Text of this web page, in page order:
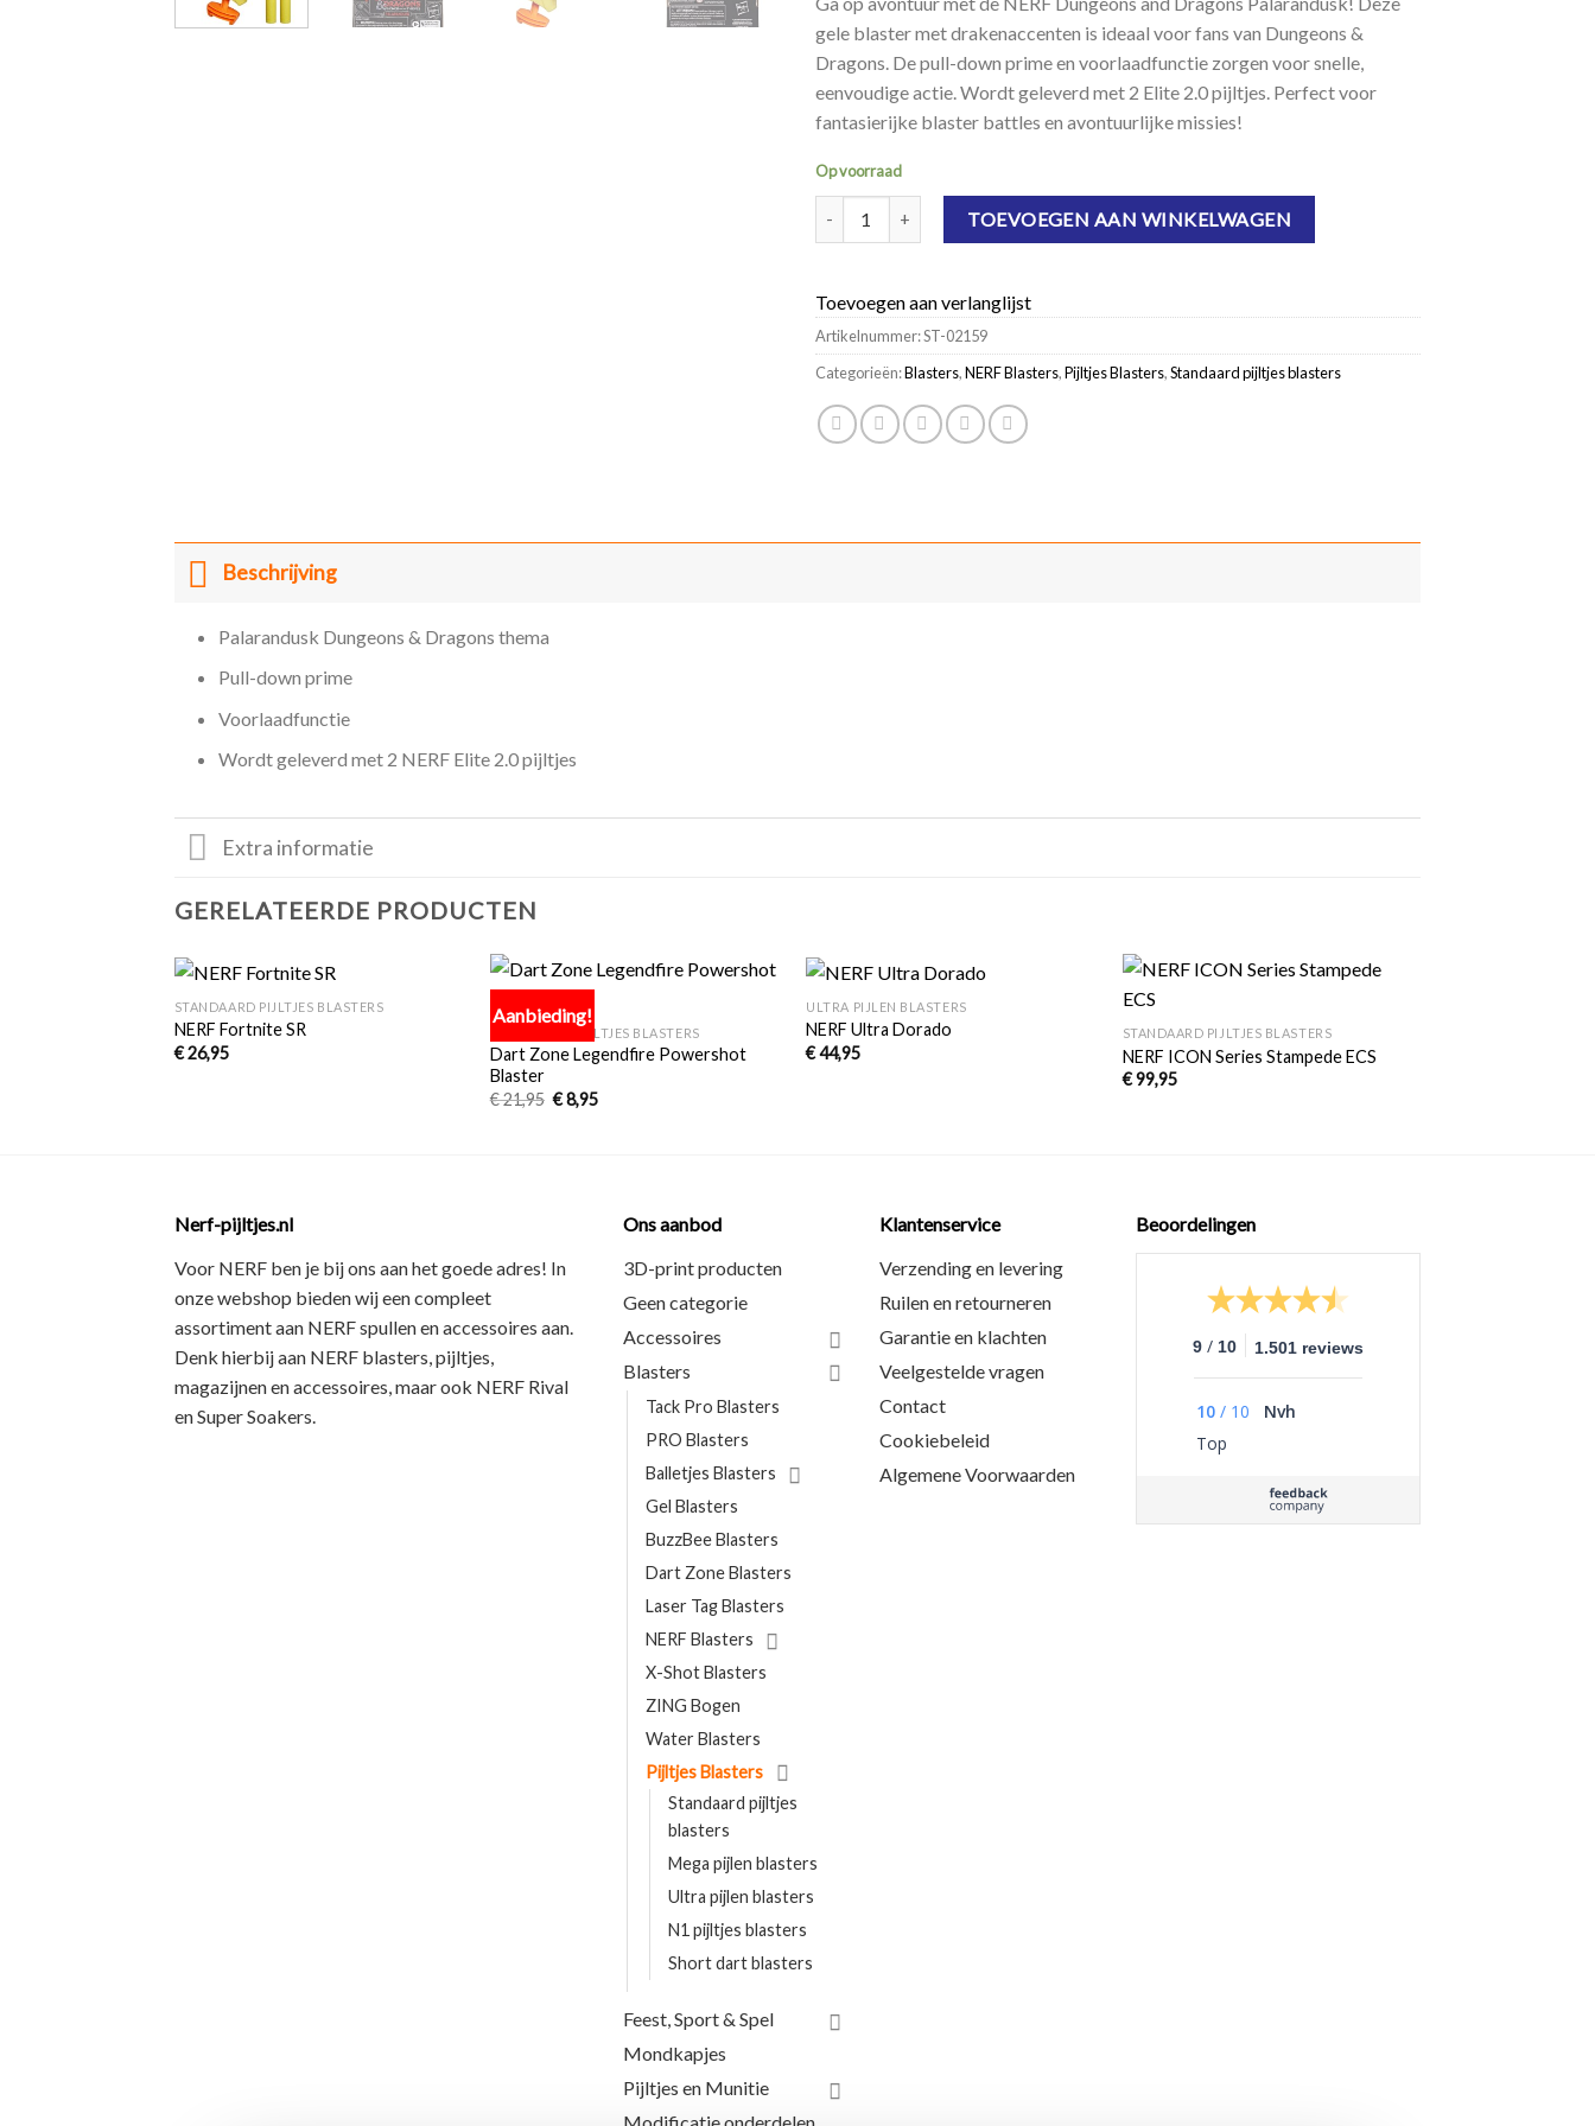
gele blaster met drakenaccenten is ideaal voor fans van Dungeons &
Dragons. De pull-down prime en voorlaadfunctie zorgen voor snelle,
eenvoudige actie. Wordt geleverd met 2 Elite 2.0 pijltjes. Perfect voor
fantasierijke blaster battles en avontuurlijke missies!
Op voorraad
NERF Dungeons and Dragons Palarandusk aantal
TOEVOEGEN AAN WINKELWAGEN
Toevoegen aan verlanglijst
Artikelnummer:ST-02159
Categorieën:Blasters,NERF Blasters,Pijltjes Blasters,Standaard pijltjes blasters
Beschrijving
Palarandusk Dungeons & Dragons thema
Pull-down prime
Voorlaadfunctie
Wordt geleverd met 2 NERF Elite 2.0 pijltjes
Extra informatie
GERELATEERDE PRODUCTEN
+
STANDAARD PIJLTJES BLASTERS
NERF Fortnite SR
€26,95
Aanbieding!
verlanglijst
+
STANDAARD PIJLTJES BLASTERS
Dart Zone Legendfire Powershot
Blaster
€21,95 €8,95
+
ULTRA PIJLEN BLASTERS
NERF Ultra Dorado
€44,95
verlanglijst
+
STANDAARD PIJLTJES BLASTERS
NERF ICON Series Stampede ECS
€99,95
Nerf-pijltjes.nl
Voor NERF ben je bij ons aan het goede adres! In
onze webshop bieden wij eencompleet
assortimentaan NERF spullen en accessoires aan.
Denk hierbij aan NERF blasters, pijltjes,
magazijnen en accessoires, maar ook NERF Rival
en Super Soakers.
Ons aanbod
3D-print producten
Geen categorie
Accessoires
Blasters
Tack Pro Blasters
PRO Blasters
Balletjes Blasters
Gel Blasters
BuzzBee Blasters
Dart Zone Blasters
Laser Tag Blasters
NERF Blasters
X-Shot Blasters
ZING Bogen
Water Blasters
Pijltjes Blasters
Standaard pijltjes
blasters
Mega pijlen blasters
Ultra pijlen blasters
N1 pijltjes blasters
Short dart blasters
Feest, Sport & Spel
Mondkapjes
Pijltjes en Munitie
Klantenservice
Verzending en levering
Ruilen en retourneren
Garantie en klachten
Veelgestelde vragen
Contact
Cookiebeleid
Algemene Voorwaarden
Beoordelingen
9 / 10 1.501 reviews
10 / 10
Nvh
Top